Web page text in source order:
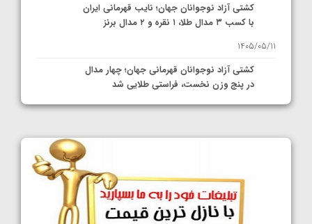
کشتی آزاد نوجوانان جهان؛ نایب قهرمانی ایران
با کسب ۳ مدال طلا، ۱ نقره و ۲ مدال برنز
1405/05/11
کشتی آزاد نوجوانان قهرمانی جهان؛ چهار مدال
در پنج وزن نخست، فراستی طلایی شد
1405/05/11
کشتی آزاد نوجوانان جهان؛ رقبای نمایندگان
ایران مشخص شدند